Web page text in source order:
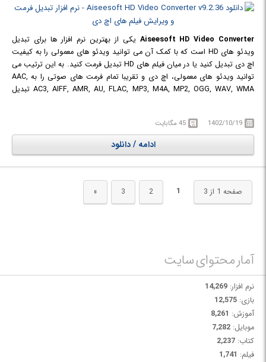
Aiseesoft HD Video Converter یکی از بهترین نرم افزار ها برای تبدیل
ویدئو های HD است که با کمک آن می توانید ویدئو های معمولی را به کیفیت
اچ دی تبدیل کنید یا در میان فیلم های HD تبدیل فرمت کنید. به این ترتیب می
توانید ویدئو های معمولی، اچ دی و تقریبا تمام فرمت های صوتی را به AAC,
AC3, AIFF, AMR, AU, FLAC, MP3, M4A, MP2, OGG, WAV, WMA تبدیل
می توانید ناحیه پخش ویدیو را کراپ کنید، با برش بخش های مورد نظر خود،
یک کلیپ ویدیویی بسازید، چندین فیلم را باهم ادغام کنید، واترمارک های متنی
یا تصویری به فیلم خود اضافه کنید و با کمک تنظیمات پیشرفته ارائه شده برای
آن، میزان شفافیت و موقعیت قرار گیری افقی و عمودی واترمارک را مشخص کنید.
1402/10/19 45 مگابایت
ادامه / دانلود
صفحه 1 از 3 1
2
3
»
آمار محتوای سایت
نرم افزار: 14,269
بازی: 12,575
آموزش: 8,261
موبایل: 7,282
کتاب: 2,237
فیلم: 1,741